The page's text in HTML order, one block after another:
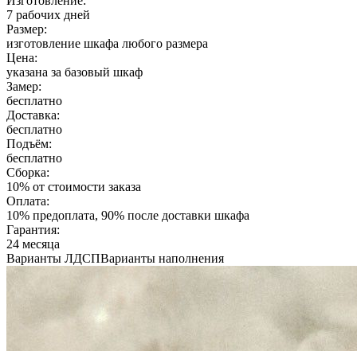
7 рабочих дней
Размер:
изготовление шкафа любого размера
Цена:
указана за базовый шкаф
Замер:
бесплатно
Доставка:
бесплатно
Подъём:
бесплатно
Сборка:
10% от стоимости заказа
Оплата:
10% предоплата, 90% после доставки шкафа
Гарантия:
24 месяца
Варианты ЛДСПВарианты наполнения